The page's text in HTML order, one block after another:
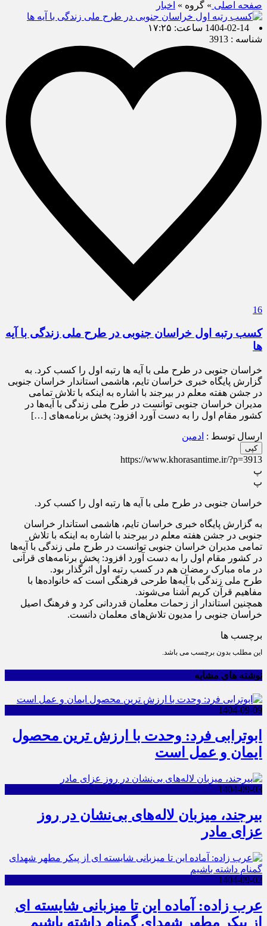
صفحه اصلی » گروه » اخبار
1404-02-14 ساعت: ۱۷:۲۵
شناسه : 3913
16
کسب رتبه اول خراسان جنوبی در طرح ملی زندگی با آیه
ها
خراسان جنوبی در طرح ملی با آیه ها رتبه اول را کسب کرد. به
گزارش پایگاه خبری خراسان تایم، هاشمی استاندار خراسان جنوبی
در جشن هفته معلم در بیرجند با اشاره به اینکه با تلاش تمامی
مدیران خراسان جنوبی توانست در طرح ملی زندگی با آیه‌ها در
کشور مقام اول را به دست آورد افزود: پخش برنامه‌های […]
ارسال توسط : ادمین
کپی
https://www.khorasantime.ir/?p=3913
پ
پ
خراسان جنوبی در طرح ملی با آیه ها رتبه اول را کسب کرد.
به گزارش پایگاه خبری خراسان تایم، هاشمی استاندار خراسان
جنوبی در جشن هفته معلم در بیرجند با اشاره به اینکه با تلاش
تمامی مدیران خراسان جنوبی توانست در طرح ملی زندگی با آیه‌ها
در کشور مقام اول را به دست آورد افزود: پخش برنامه‌های قرآنی
در ماه مبارک رمضان هم در کسب رتبه اول اثرگذار بود.
طرح ملی زندگی با آیه‌ها طرحی فرهنگی است که خانواده‌ها با
مفاهیم قرآن کریم آشنا می‌شوند.
همچنین استاندار از زحمات معلمان قدردانی کرد و فرهنگ اصیل
خراسان جنوبی را مدیون تلاش‌های معلمان دانست.
برچسب ها
این مطلب بدون برچسب می باشد.
نوشته های مشابه
1404-09-09
ابوترابی فرد: وحدت با ارزش ترین محصول
ایمان و عمل است
1404-09-03
بیرجند، میزبان لاله‌های بی‌نشان در روز
عزای مادر
1404-09-02
عرب زاده: آماده این تا میزبانی شایسته ای
از پیکر مطهر شهدای گمنام داشته باشیم